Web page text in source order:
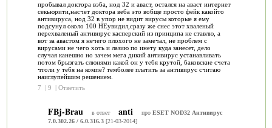
пробывал доктора вэба, нод 32 и аваст, остался на аваст интернет
секьюрити,насчет доктора веба это вобще просто фейк какойто
антивируса, нод 32 в упор не видит вирусы которые я ему
подсунул около 100 НЕувидил,сразу же снес этот хваленый
перехваленый антивирус касперский из принципа не ставлю, а
вот за авастом я нечего плохого не замечал, не проблем с
вирусами не чего хоть и лазию по инету куда занесет, дело
случая канешно но зачем мега дикий антивирус устанавливать
потом брызгать слюнями какой он у тебя крутой, баковские счета
чтоли у тебя на компе? темболее платить за антивирус считаю
наиглупейшим решением.
7
| 9 | Ответить
FBj-Brau в ответ anti про ESET NOD32 Антивирус
7.0.302.26 / 6.0.316.3[21-03-2014]